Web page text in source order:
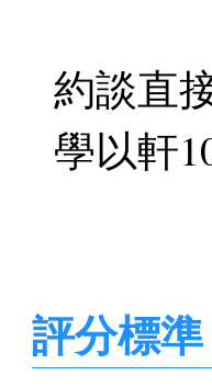
約談直
學以軒
評分標準